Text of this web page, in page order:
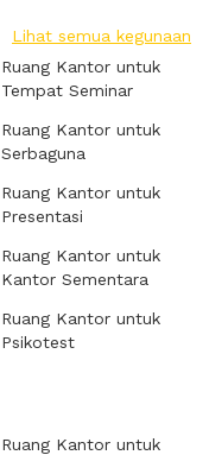
Lihat semua kegunaan
Ruang Kantor untuk
Tempat Seminar
Ruang Kantor untuk
Serbaguna
Ruang Kantor untuk
Presentasi
Ruang Kantor untuk
Kantor Sementara
Ruang Kantor untuk
Psikotest
Ruang Kantor untuk